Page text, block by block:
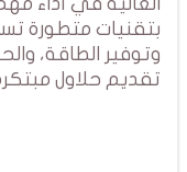
بتقنيات متطورة
وتوفير الطاقة،
تقديم حلاول